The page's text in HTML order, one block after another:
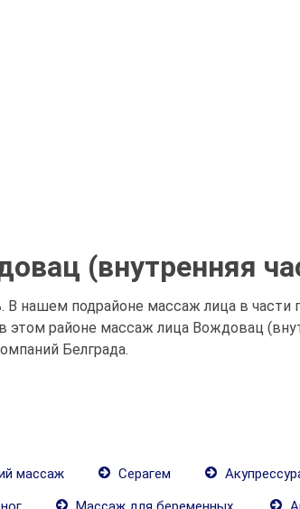
(внутренняя
В нашем подрайоне массаж лица в
районе массаж лица Вождовац
Белграда.
массаж Серагем